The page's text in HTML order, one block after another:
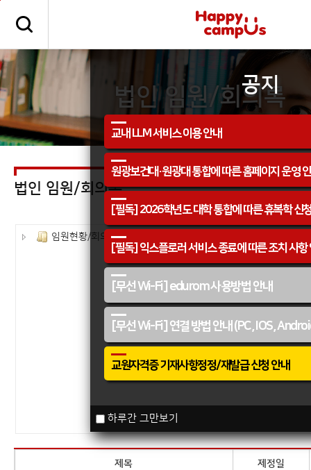
공지
교내 LLM 서비스 이용 안내
원광보건대·원광대 통합에 따른 홈페이지 운영
[필독] 2026학년도 대학 통합에 따른 휴복학 신
[필독] 익스플로러 서비스 종료에 따른 조치 사항
[무선 Wi-Fi] edurom 사용방법 안내
[무선 Wi-Fi] 연결 방법 안내 (PC, IOS,
교원자격증 기재사항정정/재발급 신청 안내
하루간 그만보기
법인 임원/회의록
법인 임원/회의록
임원현황/회의록
제목 제정일